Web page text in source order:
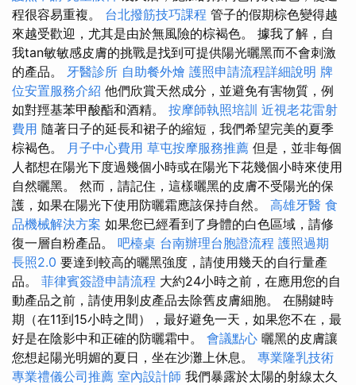
程很容易重複。 台北撥筋技巧課程 管子的假期棕色變得越
來越受歡迎，尤其是由於無風險的棕褐色。 據我了解，自
我tan敏敏感皮膚的挑戰是找到可提供陽光曬黑而不會刺激
的產品。 牙醫診所 自助餐外燴 護照申請流程詳細說明 牌
位安置服務介紹 他們欣賞天然成分，並避免有害物質，例
如對羥基苯甲酸酯和酒精。 按摩師執照培訓 近視老花雷射
費用 隨著日子的延長和裙子的縮短，我們希望完美的夏季
棕褐色。 月子中心費用 草屯按摩服務推薦 但是，並非每個
人都想在陽光下度過幾個小時或在陽光下花幾個小時來使用
自然曬黑。 然而，請記住，這樣曬黑的皮膚不受陽光的保
護，如果在陽光下使用防曬霜應該保持自然。 高雄牙醫 食
品機械解決方案 如果您已經看到了身體的白色區域，請修
復一層自粉產品。 吧檯桌 台南辦理台胞證流程 護照過期
長照2.0 要達到較高的曬黑強度，請使用幾天的自行量產
品。 菲律賓簽證申請流程 大約24小時之前，在應用您的自
動產品之前，請使用剝皮產品去除舊皮膚細胞。 在關鍵時
期（在11到15小時之間），最好避免一天，如果您不在，最
好是在陰影中和正確的防曬霜中。 會議點心 曬黑的皮膚讓
您想起陽光明媚的夏日，坐在沙灘上休息。 專業隆乳技術
專業禮儀公司推薦 室內設計師 我們暴露於太陽的射線太久